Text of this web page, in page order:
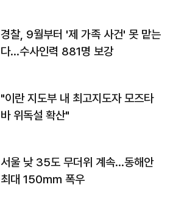
경찰, 9월부터 '제 가족 사건' 못 맡는
다…수사인력 881명 보강
"이란 지도부 내 최고지도자 모즈타
바 위독설 확산"
서울 낮 35도 무더위 계속…동해안
최대 150㎜ 폭우